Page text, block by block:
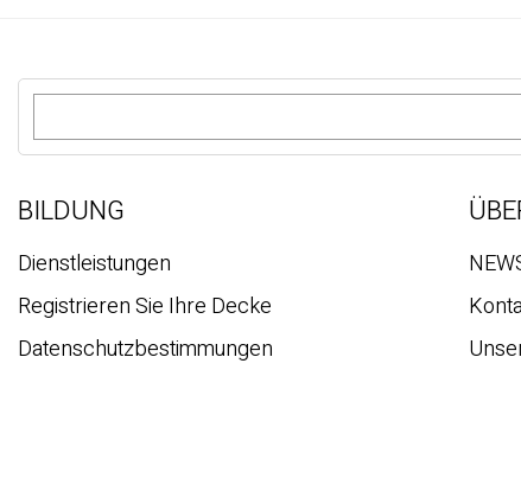
S
c
e
BILDUNG
Dienstleistungen
Registrieren Sie Ihre Decke
Datenschutzbestimmungen